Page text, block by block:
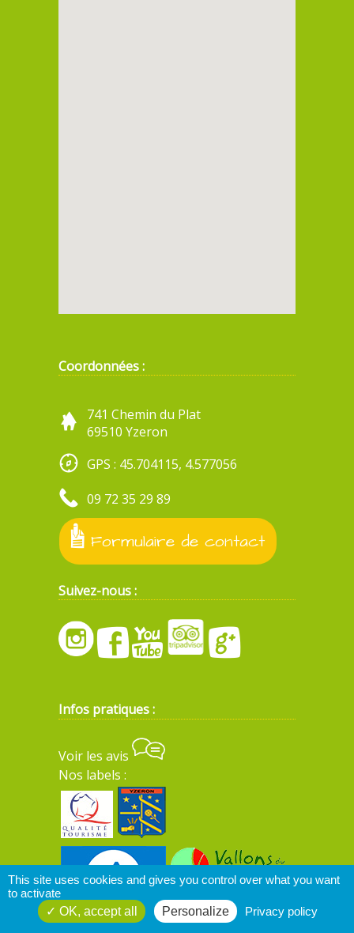
Coordonnées :
741 Chemin du Plat
69510 Yzeron
GPS : 45.704115, 4.577056
09 72 35 29 89
Formulaire de contact
Suivez-nous :
Infos pratiques :
Voir les avis
Nos labels :
This site uses cookies and gives you control over what you want
to activate
OK, accept all
Personalize Privacy policy